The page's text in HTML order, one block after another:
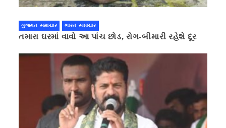
ગુજરાત સમાચાર ભારત સમાચાર
તમારા ઘરમાં વાવો આ પાંચ છોડ, રોગ-બીમારી રહેશે દૂર